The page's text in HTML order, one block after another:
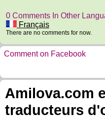
0 Comments In Other
Français
There are no comments for now.
Comment on Facebook
Amilova.com
traducteurs